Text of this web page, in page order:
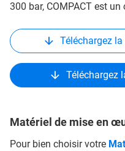
300 bar, COMPACT est
Téléchargez
Téléchargez
Matériel de mise en
Pour bien choisir votre